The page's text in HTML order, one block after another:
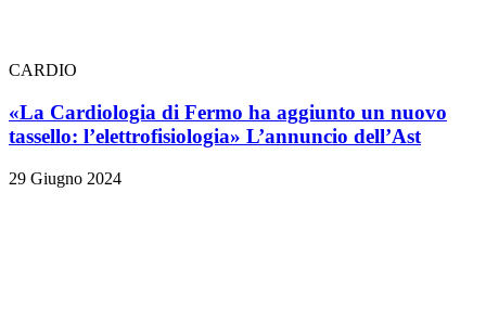
CARDIO
«La Cardiologia di Fermo ha aggiunto un nuovo
tassello: l’elettrofisiologia» L’annuncio dell’Ast
29 Giugno 2024